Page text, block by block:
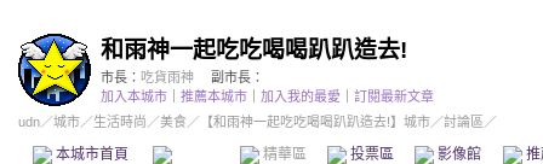
和雨神一起吃吃喝喝趴趴造去!
市長： 吃貨雨神
副市長：
加入本城市
推薦本城市 加入我的最愛
訂閱最新文章
udn／城市／生活時尚 ／美食／ 【和雨神一起吃吃喝喝趴趴造去!】城市／討論區／
本城市首頁 精華區 投票區 影像館